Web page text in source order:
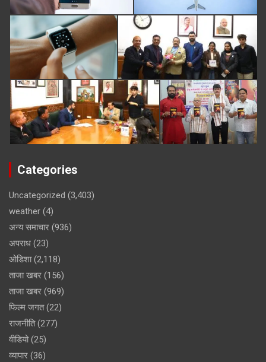
Categories
Uncategorized (3,403)
weather (4)
अन्य समाचार (936)
अपराध (23)
ओडिशा(2,118)
ताजा खबर (156)
ताजा खबर (969)
फिल्म जगत(22)
राजनीति(277)
वीडियो(25)
व्यापार (36)